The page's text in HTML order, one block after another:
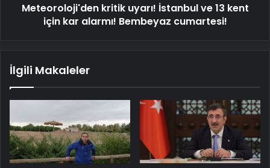
alarmı!
Bembeyaz
Meteoroloji'den kritik uyarı! İstanbul ve 13 kent
için kar alarmı! Bembeyaz cumartesi!
İlgili Makaleler